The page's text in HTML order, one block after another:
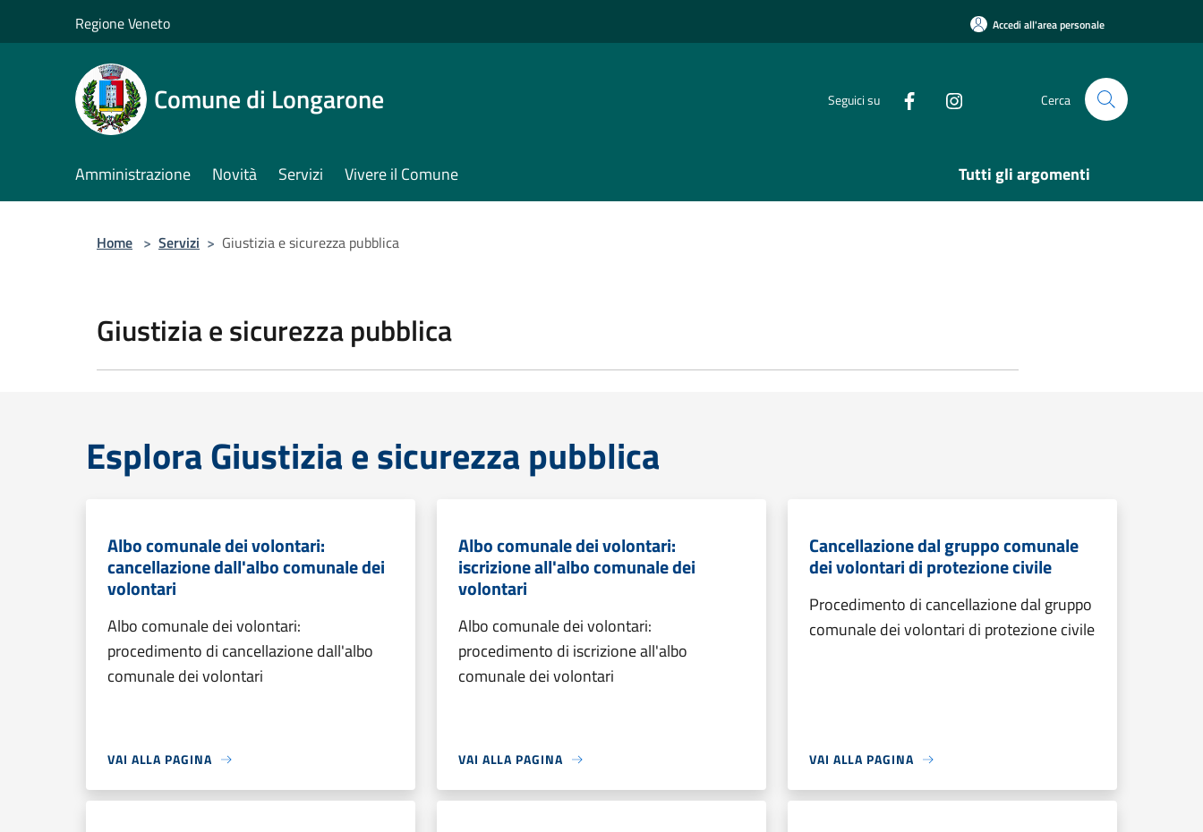
Regione Veneto Accedi all'area personale
Comune di Longarone Seguici su Cerca
Amministrazione Novità Servizi Vivere il Comune Tutti gli argomenti
Home > Servizi > Giustizia e sicurezza pubblica
Giustizia e sicurezza pubblica
Esplora Giustizia e sicurezza pubblica
Albo comunale dei volontari:
cancellazione dall'albo comunale dei
volontari
Albo comunale dei volontari:
procedimento di cancellazione dall'albo
comunale dei volontari
VAI ALLA PAGINA
Albo comunale dei volontari:
iscrizione all'albo comunale dei
volontari
Albo comunale dei volontari:
procedimento di iscrizione all'albo
comunale dei volontari
VAI ALLA PAGINA
Cancellazione dal gruppo comunale
dei volontari di protezione civile
Procedimento di cancellazione dal gruppo
comunale dei volontari di protezione civile
VAI ALLA PAGINA